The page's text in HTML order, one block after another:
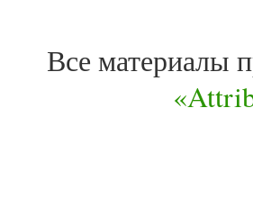
Все материалы